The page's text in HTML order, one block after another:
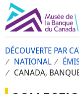
DÉCOUVERTE PAR
NATIONAL
CANADA,